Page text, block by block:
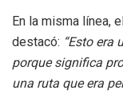
En la misma línea,
destacó: “Esto era
porque significa
una ruta que era